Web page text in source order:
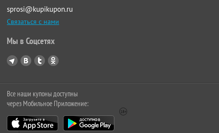
sprosi@kupikupon.ru
Связаться с нами
Мы в Соцсетях
Все наши купоны доступны
через Мобильное Приложение: